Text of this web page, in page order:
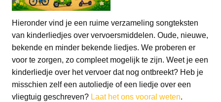
Hieronder vind je een ruime verzameling songteksten
van kinderliedjes over vervoersmiddelen. Oude, nieuwe,
bekende en minder bekende liedjes. We proberen er
voor te zorgen, zo compleet mogelijk te zijn. Weet je een
kinderliedje over het vervoer dat nog ontbreekt? Heb je
misschien zelf een autoliedje of een liedje over een
vliegtuig geschreven? Laat het ons vooral weten.